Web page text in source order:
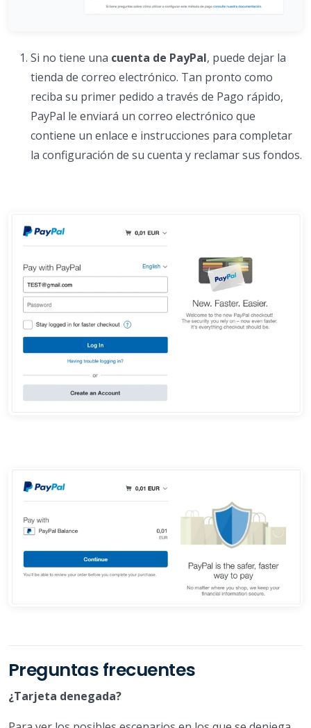
Si no tiene una cuenta de PayPal, puede dejar la
tienda de correo electrónico. Tan pronto como
reciba su primer pedido a través de Pago rápido,
PayPal le enviará un correo electrónico que
contiene un enlace e instrucciones para completar
la configuración de su cuenta y reclamar sus fondos.
Preguntas frecuentes
¿Tarjeta denegada?